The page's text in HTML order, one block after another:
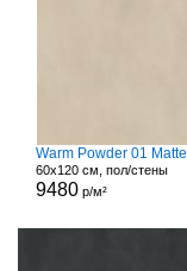
Warm Powder 01 Matte
60x120 см, пол/стены
9480 р/м²